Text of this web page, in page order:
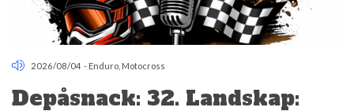
2026/08/04 - Enduro Motocross
Depåsnack: 32. Landskap: